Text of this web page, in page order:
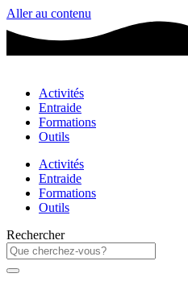
Aller au contenu
Activités
Entraide
Formations
Outils
Activités
Entraide
Formations
Outils
Rechercher